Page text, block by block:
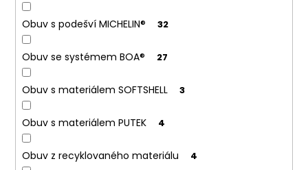
Obuv s podešví MICHELIN® 32
Obuv se systémem BOA® 27
Obuv s materiálem SOFTSHELL 3
Obuv s materiálem PUTEK 4
Obuv z recyklovaného materiálu 4